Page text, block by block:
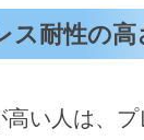
ス耐性の高
い人は、